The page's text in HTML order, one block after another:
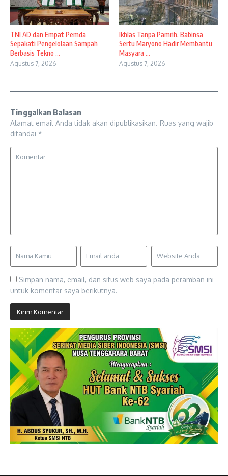
TNI AD dan Empat Pemda
Sepakati Pengelolaan Sampah
Berbasis Tekno ...
Agustus 7, 2026
Ikhlas Tanpa Pamrih, Babinsa
Sertu Maryono Hadir Membantu
Masyara ...
Agustus 7, 2026
Tinggalkan Balasan
Alamat email Anda tidak akan dipublikasikan. Ruas yang wajib
ditandai *
Simpan nama, email, dan situs web saya pada peramban ini
untuk komentar saya berikutnya.